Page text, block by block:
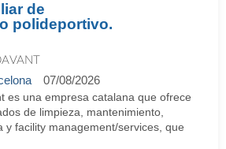
de
polideportivo.
07/08/2026
es una empresa catalana que ofrece
de limpieza, mantenimiento,
y facility management/services, que